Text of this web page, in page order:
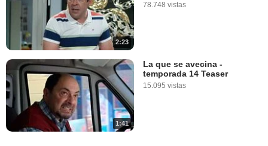
2:23
78.748 vistas
1:41
La que se avecina -
temporada 14 Teaser
15.095 vistas